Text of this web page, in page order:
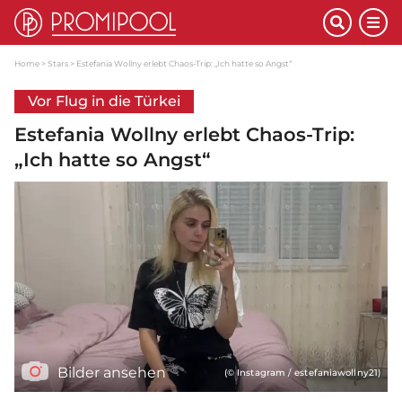
Home Stars Estefania Wollny erlebt Chaos-Trip: „Ich hatte so Angst“
Vor Flug in die Türkei
Estefania Wollny erlebt Chaos-Trip:
„Ich hatte so Angst“
Bilder ansehen (© Instagram / estefaniawollny21)